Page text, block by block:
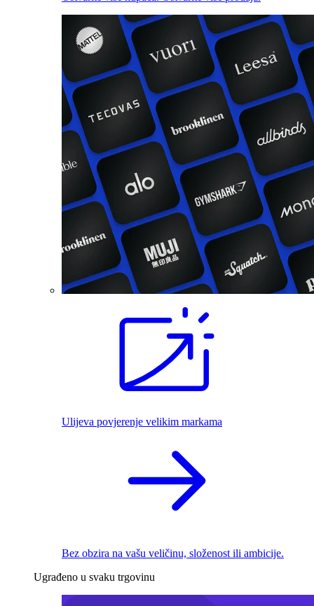
Ulijeva povjerenje velikim markama
Bez obzira na vašu veličinu, složenost ili ambicije.
Ugrađeno u svaku trgovinu